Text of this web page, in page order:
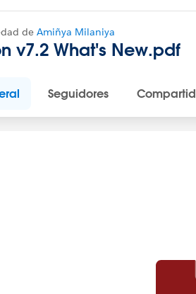
de Amiñya Milaniya
v7.2 What's New.pdf
Seguidores